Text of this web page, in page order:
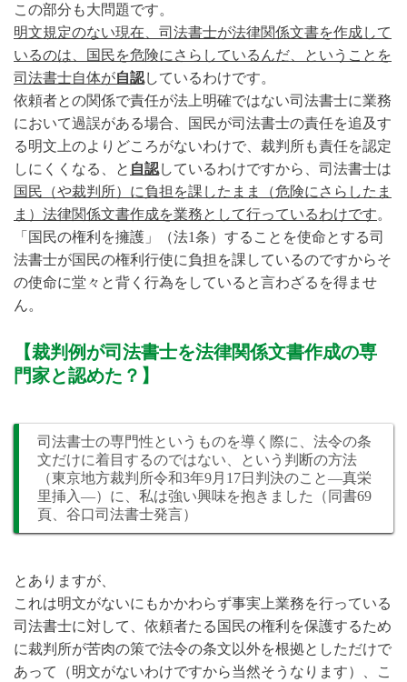
この部分も大問題です。
明文規定のない現在、司法書士が法律関係文書を作成して
いるのは、国民を危険にさらしているんだ、ということを
司法書士自体が自認しているわけです。
依頼者との関係で責任が法上明確ではない司法書士に業務
において過誤がある場合、国民が司法書士の責任を追及す
る明文上のよりどころがないわけで、裁判所も責任を認定
しにくくなる、と 自認しているわけですから、司法書士は
国民（や裁判所）に負担を課したまま（危険にさらしたま
ま）法律関係文書作成を業務として行っているわけです。
「国民の権利を擁護」（法1条）することを使命とする司
法書士が国民の権利行使に負担を課しているのですからそ
の使命に堂々と背く行為をしていると言わざるを得ませ
ん。
【裁判例が司法書士を法律関係文書作成の専
門家と認めた？】
司法書士の専門性というものを導く際に、法令の条
文だけに着目するのではない、という判断の方法
（東京地方裁判所令和3年9月17日判決のこと―真栄
里挿入―）に、私は強い興味を抱きました（同書69
頁、谷口司法書士発言）
とありますが、
これは明文がないにもかかわらず事実上業務を行っている
司法書士に対して、依頼者たる国民の権利を保護するため
に裁判所が苦肉の策で法令の条文以外を根拠としただけで
あって（明文がないわけですから当然そうなります）、こ